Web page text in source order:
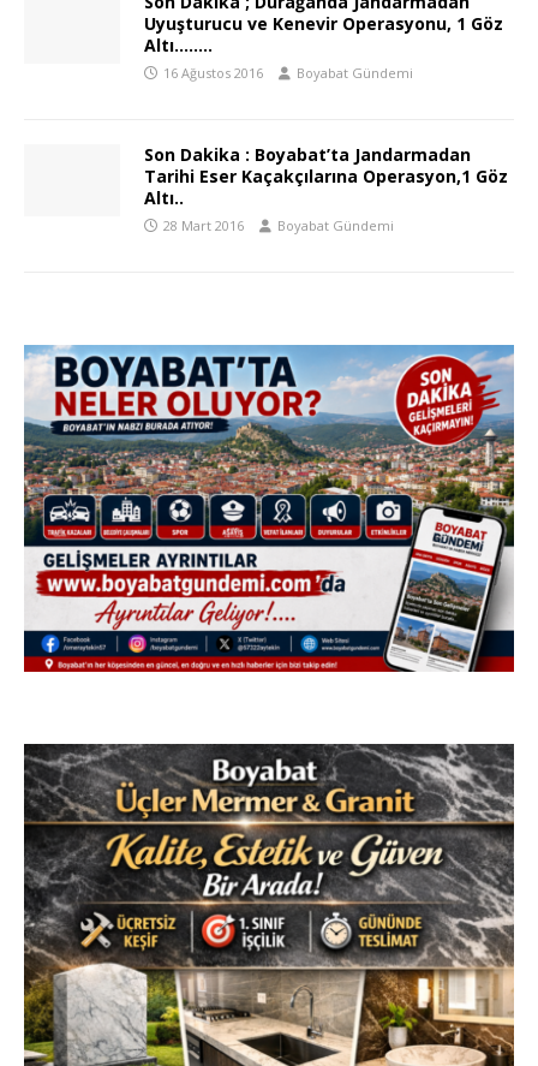
Uyuşturucu ve Kenevir Operasyonu, 1 Göz
Altı……..
16 Ağustos 2016 Boyabat Gündemi
Son Dakika : Boyabat’ta Jandarmadan
Tarihi Eser Kaçakçılarına Operasyon,1 Göz
Altı..
28 Mart 2016 Boyabat Gündemi